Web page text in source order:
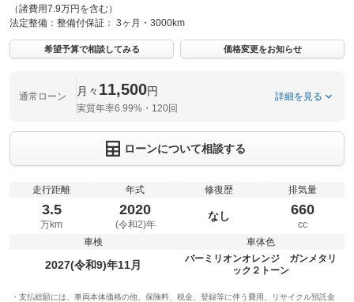
（諸費用7.9万円を含む）
法定整備： 整備付保証： 3ヶ月・3000km
希望予算で相談してみる 価格変更をお知らせ
通常ローン 月々 11,500円
実質年率6.99%・120回
詳細を見る
ローンについて相談する
走行距離
3.5
万km
年式
2020
(令和2)年
修復歴
なし
排気量
660
cc
車検
2027(令和9)年11月
車体色
バーミリオンオレンジ ガンメタリ
ック２トーン
支払総額には、車両本体価格の他、保険料、税金、登録等に伴う費用、リサイクル預託金